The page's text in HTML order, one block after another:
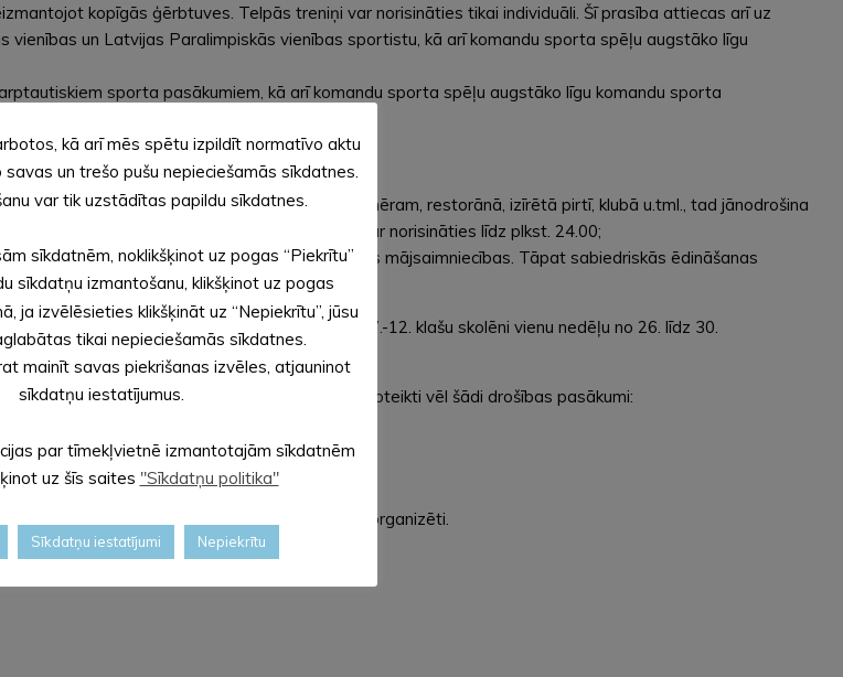
kopīgās ģērbtuves. Telpās treniņi var norisināties tikai individuāli. Šī prasība attiecas arī uz
un Latvijas Paralimpiskās vienības sportistu, kā arī komandu sporta spēļu augstāko līgu
sporta pasākumiem, kā arī komandu sporta spēļu augstāko līgu komandu sporta
Ja privātu pasākumu rīko publiskā vietā, piemēram, restorānā, izīrētā pirtī, klubā u.tml., tad jānodrošina
vienas mājsaimniecības), kā arī pasākums var norisināties līdz plkst. 24.00;
ne vairāk par 4 personām, kuras nav no vienas mājsaimniecības. Tāpat sabiedriskās ēdināšanas
dinamikas svārstības, valdība lēma, ka 7.-12. klašu skolēni vienu nedēļu no 26. līdz 30.
mazināšanai. Līdz 31. decembrim ir noteikti vēl šādi drošības pasākumi:
nūjošana, skriešana, t.sk. maratoni), netiek organizēti.
kā arī mēs spētu izpildīt normatīvo aktu
un trešo pušu nepieciešamās sīkdatnes.
var tik uzstādītas papildu sīkdatnes.
sīkdatnēm, noklikšķinot uz pogas “Piekrītu”
sīkdatņu izmantošanu, klikšķinot uz pogas
ja izvēlēsieties klikšķināt uz “Nepiekrītu”, jūsu
tikai nepieciešamās sīkdatnes.
mainīt savas piekrišanas izvēles, atjauninot
sīkdatņu iestatījumus.
par tīmekļvietnē izmantotajām sīkdatnēm
uz šīs saites "Sīkdatņu politika"
Sīkdatņu iestatījumi Nepiekrītu